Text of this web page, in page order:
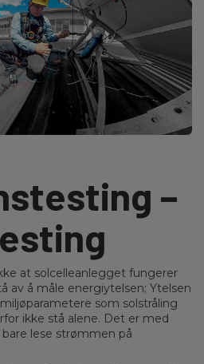
–
at solcelleanlegget fungerer
av å måle energiytelsen; Ytelsen
som solstråling
ikke stå alene. Det er med
lese strømmen på